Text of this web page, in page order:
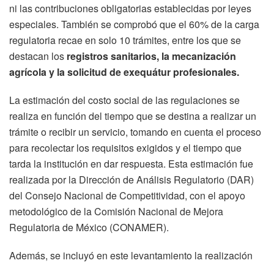
ni las contribuciones obligatorias establecidas por leyes
especiales. También se comprobó que el 60% de la carga
regulatoria recae en solo 10 trámites, entre los que se
destacan los registros sanitarios, la mecanización
agrícola y la solicitud de exequátur profesionales.
La estimación del costo social de las regulaciones se
realiza en función del tiempo que se destina a realizar un
trámite o recibir un servicio, tomando en cuenta el proceso
para recolectar los requisitos exigidos y el tiempo que
tarda la institución en dar respuesta. Esta estimación fue
realizada por la Dirección de Análisis Regulatorio (DAR)
del Consejo Nacional de Competitividad, con el apoyo
metodológico de la Comisión Nacional de Mejora
Regulatoria de México (CONAMER).
Además, se incluyó en este levantamiento la realización